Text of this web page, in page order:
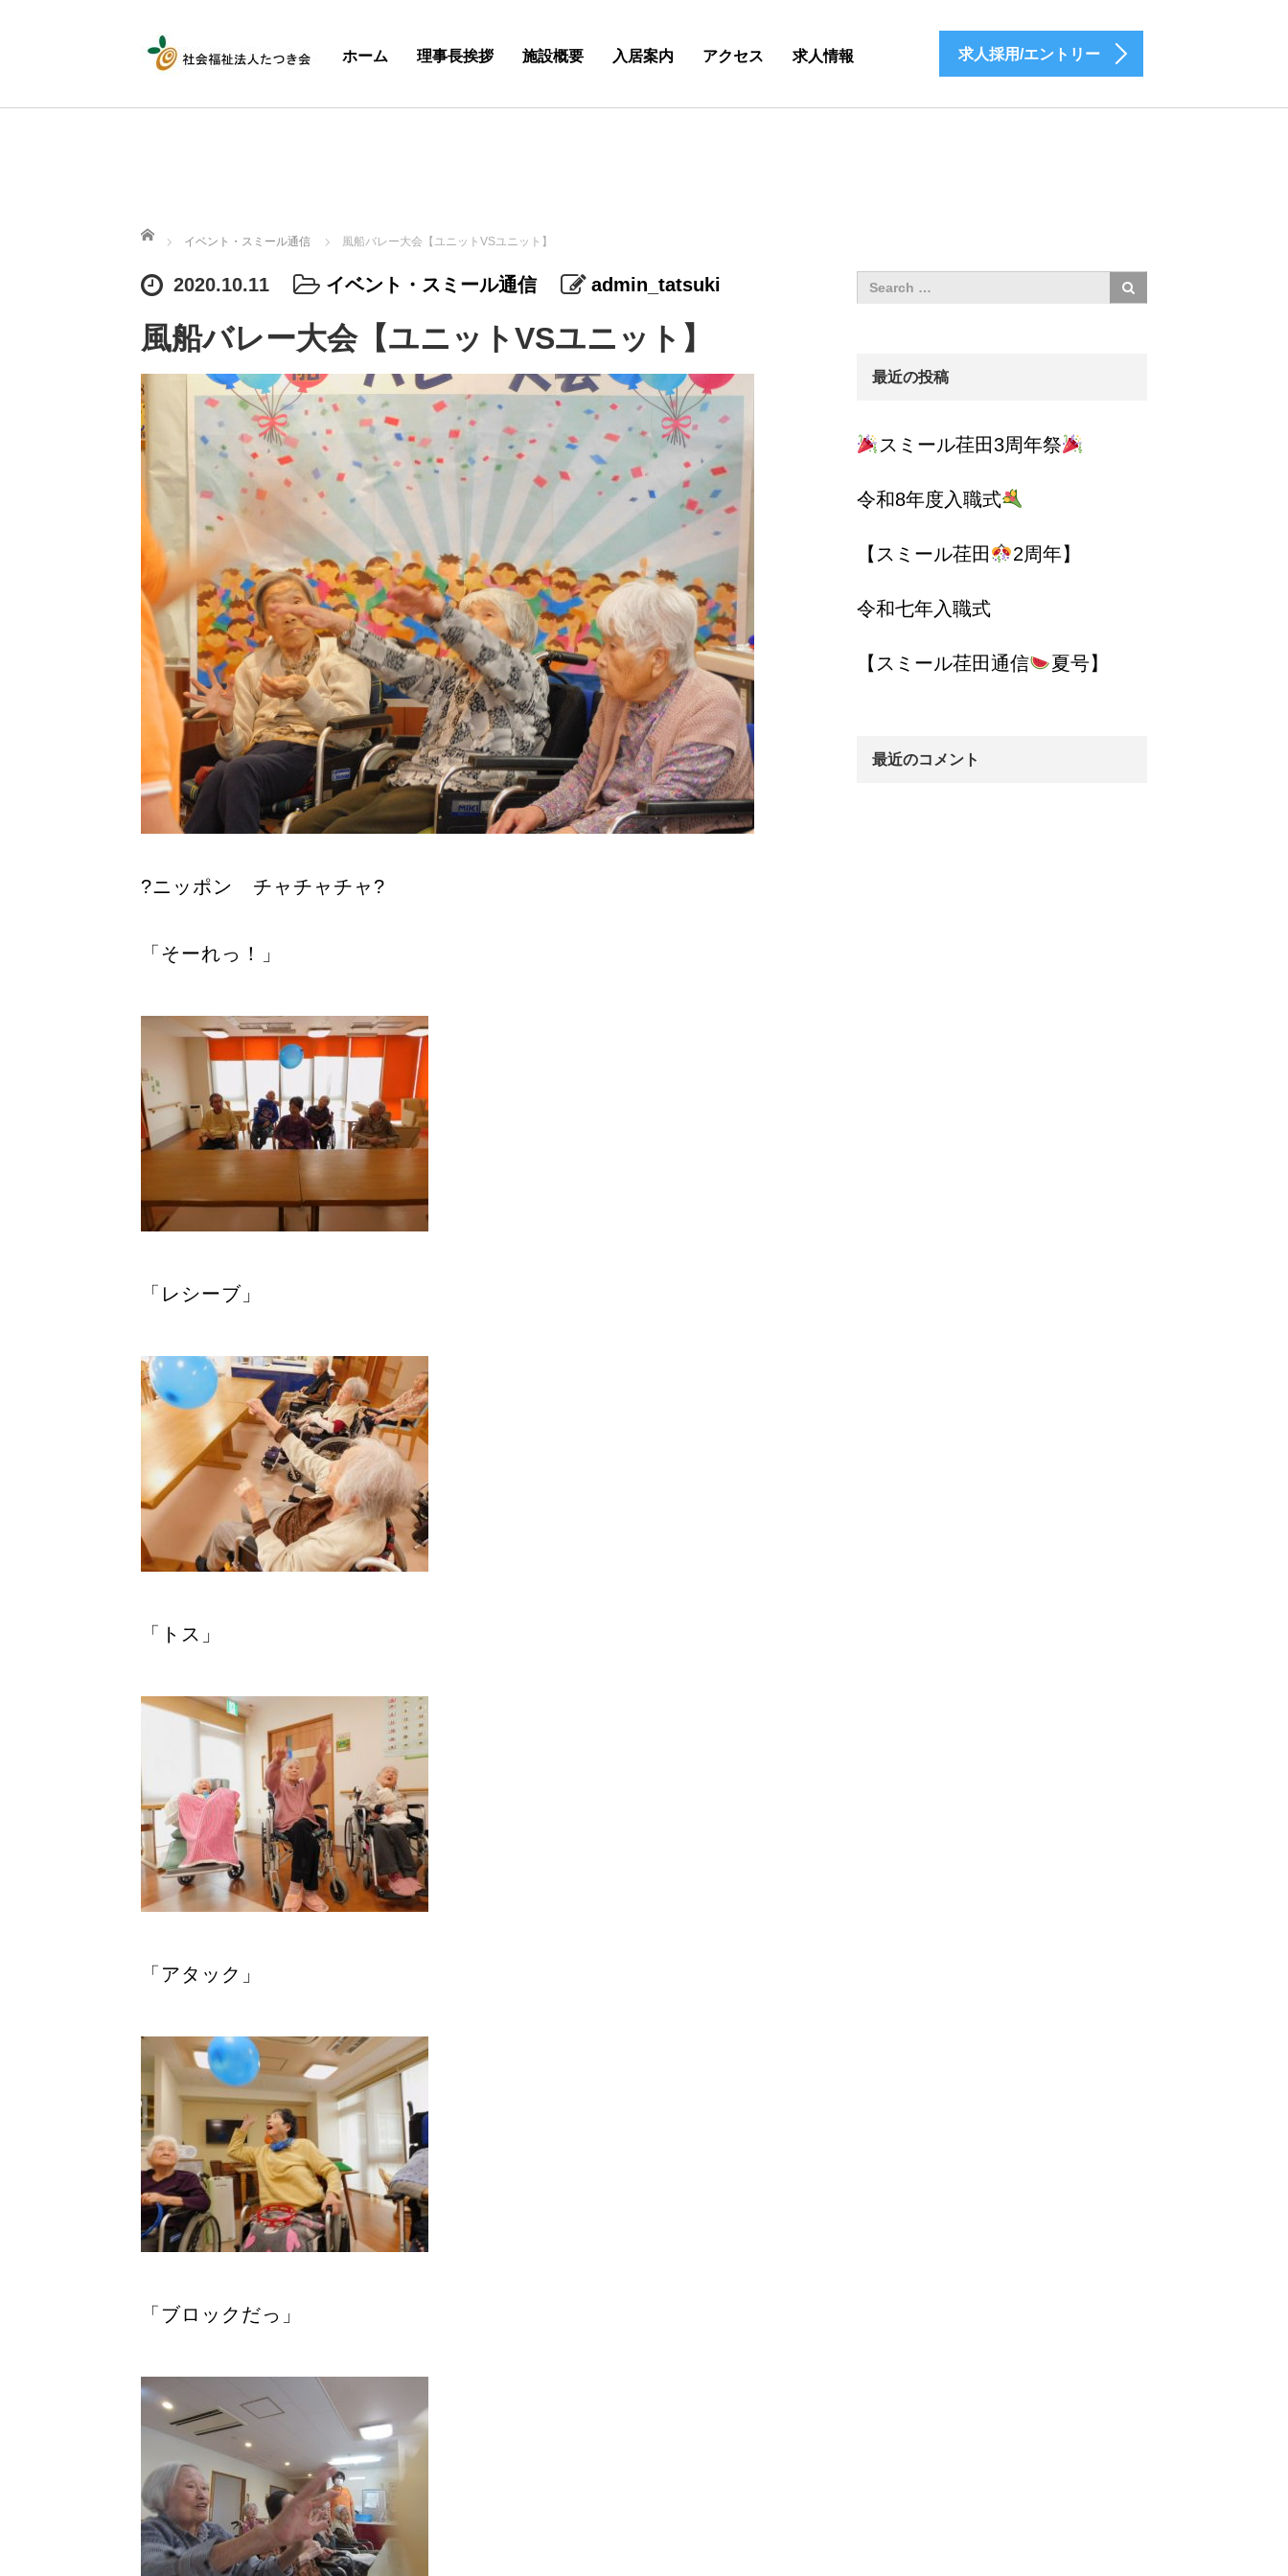
ホーム 理事長挨拶 施設概要 入居案内 アクセス 求人情報 求人採用/エントリー
ホーム
イベント・スミール通信 風船バレー大会【ユニットVSユニット】
2020.10.11 イベント・スミール通信 admin_tatsuki
風船バレー大会【ユニットVSユニット】
?ニッポン チャチャチャ?
「そーれっ！」
「レシーブ」
「トス」
「アタック」
「ブロックだっ」
最近の投稿
スミール荏田3周年祭
令和8年度入職式
【スミール荏田 2周年】
令和七年入職式
【スミール荏田通信 夏号】
最近のコメント